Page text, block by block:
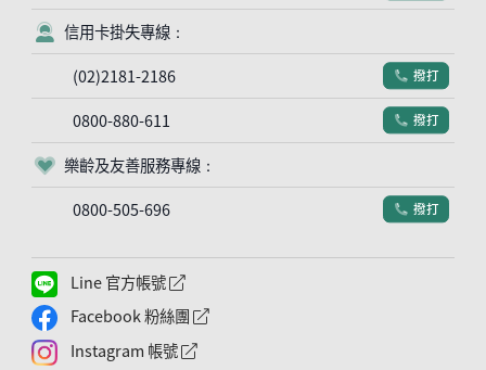
客服符號
信用卡掛失專線：
(02)2181-2186
電話符號
撥打
0800-880-611 電話符號
撥打
客服符號
樂齡及友善服務專線：
0800-505-696
電話符號
撥打
Line 官方帳號 外網連結符號
Facebook 粉絲團 外網連結符號
Instagram 帳號 外網連結符號